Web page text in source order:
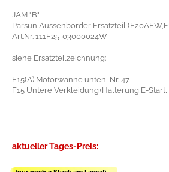
JAM "B"
Parsun Aussenborder Ersatzteil
Art.Nr. 111F25-03000024W
siehe Ersatzteilzeichnung:
F15(A) Motorwanne unten, Nr. 47
F15 Untere Verkleidung+Halterung E-Start,
aktueller Tages-Preis: